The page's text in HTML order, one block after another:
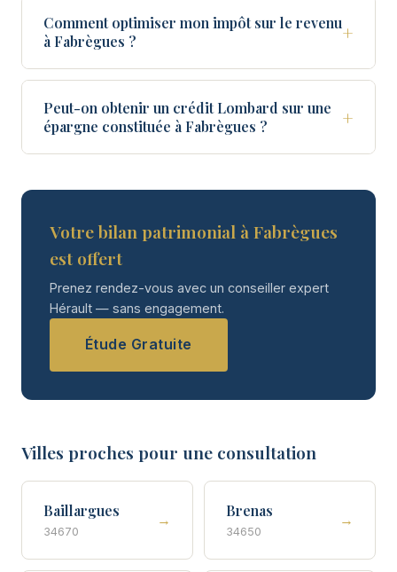
Comment optimiser mon impôt sur le revenu
à Fabrègues ?
+
Peut-on obtenir un crédit Lombard sur une
épargne constituée à Fabrègues ?
+
Votre bilan patrimonial à Fabrègues
est offert
Prenez rendez-vous avec un conseiller expert
Hérault — sans engagement.
Étude Gratuite
Villes proches pour une consultation
Baillargues
34670
→
Brenas
34650
→